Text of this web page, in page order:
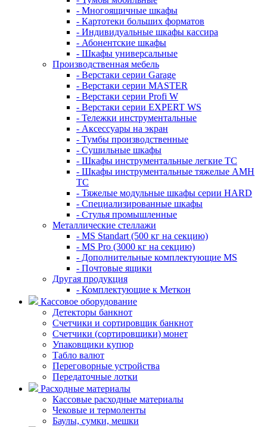
- Многоящичные шкафы
- Картотеки больших форматов
- Индивидуальные шкафы кассира
- Абонентские шкафы
- Шкафы универсальные
Производственная мебель
- Верстаки серии Garage
- Верстаки серии MASTER
- Верстаки серии Profi W
- Верстаки серии EXPERT WS
- Тележки инструментальные
- Аксессуары на экран
- Тумбы производственные
- Cушильные шкафы
- Шкафы инструментальные легкие ТС
- Шкафы инструментальные тяжелые AMH
TC
- Тяжелые модульные шкафы серии HARD
- Cпециализированные шкафы
- Стулья промышленные
Металлические стеллажи
- MS Standart (500 кг на секцию)
- MS Pro (3000 кг на секцию)
- Дополнительные комплектующие MS
- Почтовые ящики
Другая продукция
- Комплектующие к Меткон
Кассовое оборудование
Детекторы банкнот
Счетчики и сортировщик банкнот
Счетчики (сортировщики) монет
Упаковщики купюр
Табло валют
Переговорные устройства
Передаточные лотки
Расходные материалы
Кассовые расходные материалы
Чековые и термоленты
Баулы, сумки, мешки